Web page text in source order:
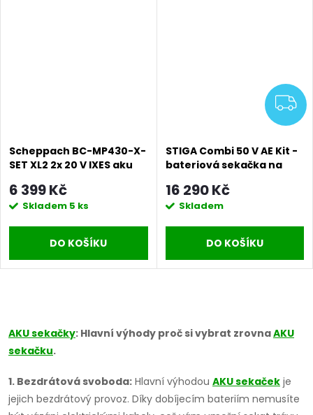
Scheppach BC-MP430-X-
SET XL2 2x 20 V IXES aku
bezuhlíkovým motorem +
2x 4Ah baterie +
6 399 Kč
Skladem 5 ks
DO KOŠÍKU
STIGA Combi 50 V AE Kit -
bateriová sekačka na
16 290 Kč
Skladem
DO KOŠÍKU
v
l
á
AKU sekačky: Hlavní výhody proč si vybrat zrovnaAKU
sekačku.
1. Bezdrátová svoboda: Hlavní výhodou AKU sekaček je
jejich bezdrátový provoz. Díky dobíjecím bateriím nemusíte